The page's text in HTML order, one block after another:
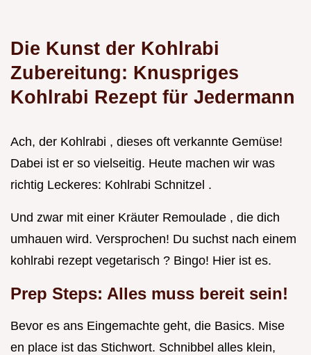
Die Kunst der Kohlrabi
Zubereitung: Knuspriges
Kohlrabi Rezept für Jedermann
Ach, der Kohlrabi , dieses oft verkannte Gemüse!
Dabei ist er so vielseitig. Heute machen wir was
richtig Leckeres: Kohlrabi Schnitzel .
Und zwar mit einer Kräuter Remoulade , die dich
umhauen wird. Versprochen! Du suchst nach einem
kohlrabi rezept vegetarisch ? Bingo! Hier ist es.
Prep Steps: Alles muss bereit sein!
Bevor es ans Eingemachte geht, die Basics. Mise
en place ist das Stichwort. Schnibbel alles klein,